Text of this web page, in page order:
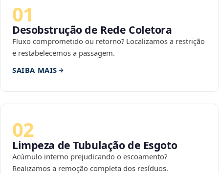
01
Desobstrução de Rede Coletora
Fluxo comprometido ou retorno? Localizamos a restrição
e restabelecemos a passagem.
SAIBA MAIS
02
Limpeza de Tubulação de Esgoto
Acúmulo interno prejudicando o escoamento?
Realizamos a remoção completa dos resíduos.